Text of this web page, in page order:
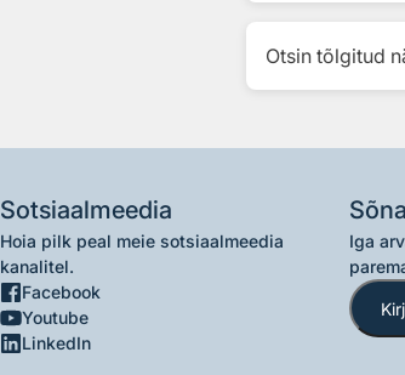
Otsin tõlgitud
Sotsiaalmeedia
Hoia pilk peal meie sotsiaalmeedia
kanalitel.
Facebook
Youtube
LinkedIn
Iga